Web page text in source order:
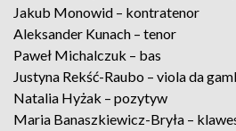
Jakub Monowid – kontratenor
Aleksander Kunach – tenor
Paweł Michalczuk – bas
Justyna Rekść-Raubo – viola da
Natalia Hyżak – pozytyw
Maria Banaszkiewicz-Bryła –